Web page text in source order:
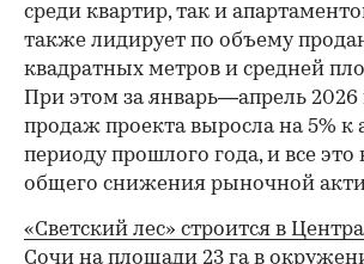
среди квартир, так и
также лидирует по объему
квадратных метров и средней
При этом за январь—апрель 2026
продаж проекта выросла на 5% к
периоду прошлого года, и все это
общего снижения рыночной
«Светский лес» строится в
Сочи на площади 23 га в